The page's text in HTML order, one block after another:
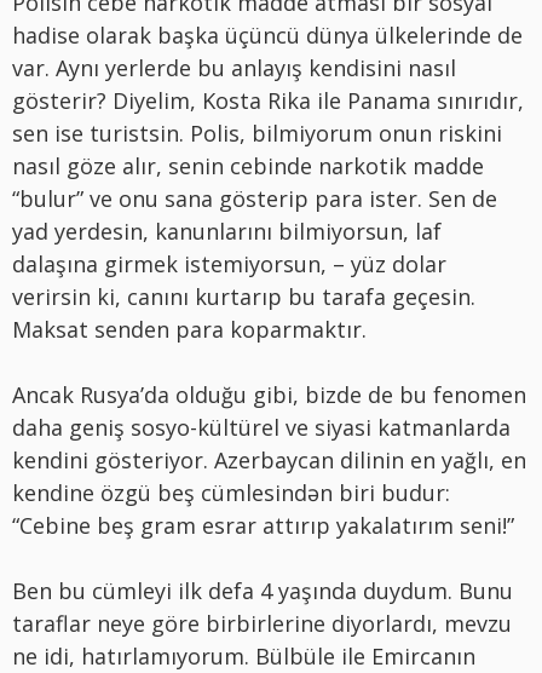
hadise olarak başka üçüncü dünya ülkelerinde de
var. Aynı yerlerde bu anlayış kendisini nasıl
gösterir? Diyelim, Kosta Rika ile Panama sınırıdır,
sen ise turistsin. Polis, bilmiyorum onun riskini
nasıl göze alır, senin cebinde narkotik madde
“bulur” ve onu sana gösterip para ister. Sen de
yad yerdesin, kanunlarını bilmiyorsun, laf
dalaşına girmek istemiyorsun, – yüz dolar
verirsin ki, canını kurtarıp bu tarafa geçesin.
Maksat senden para koparmaktır.
Ancak Rusya’da olduğu gibi, bizde de bu fenomen
daha geniş sosyo-kültürel ve siyasi katmanlarda
kendini gösteriyor. Azerbaycan dilinin en yağlı, en
kendine özgü beş cümlesindən biri budur:
“Cebine beş gram esrar attırıp yakalatırım seni!”
Ben bu cümleyi ilk defa 4 yaşında duydum. Bunu
taraflar neye göre birbirlerine diyorlardı, mevzu
ne idi, hatırlamıyorum. Bülbüle ile Emircanın